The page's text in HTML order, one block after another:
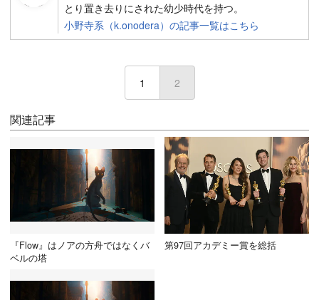
とり置き去りにされた幼少時代を持つ。
小野寺系（k.onodera）の記事一覧はこちら
1 2
関連記事
『Flow』はノアの方舟ではなくバ
ベルの塔
第97回アカデミー賞を総括